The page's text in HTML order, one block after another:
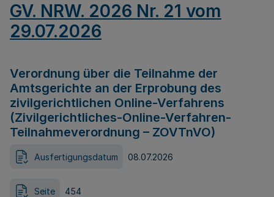
GV. NRW. 2026 Nr. 21 vom
29.07.2026
Verordnung über die Teilnahme der
Amtsgerichte an der Erprobung des
zivilgerichtlichen Online-Verfahrens
(Zivilgerichtliches-Online-Verfahren-
Teilnahmeverordnung – ZOVTnVO)
Ausfertigungsdatum 08.07.2026
Seite 454